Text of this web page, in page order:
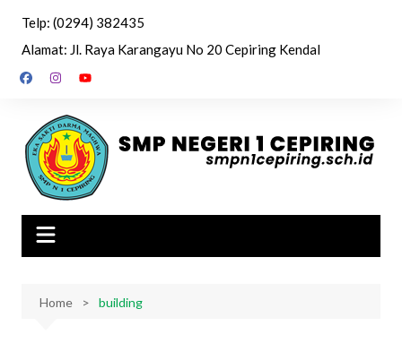
content
Telp: (0294) 382435
Alamat: Jl. Raya Karangayu No 20 Cepiring Kendal
Home building